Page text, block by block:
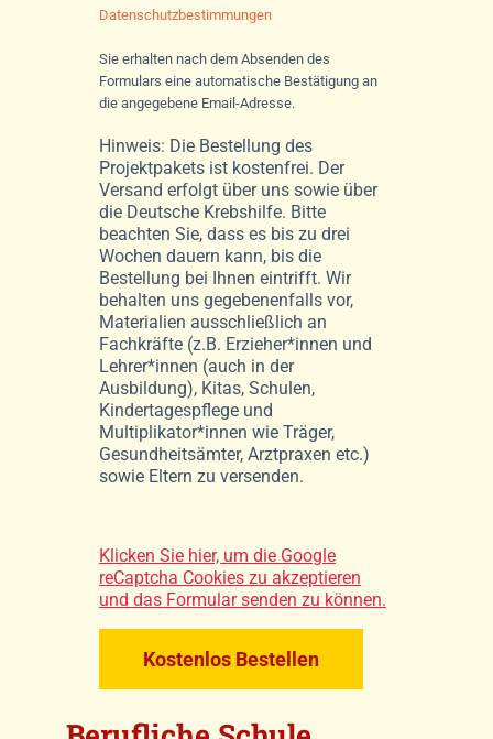
Datenschutzbestimmungen
Sie erhalten nach dem Absenden des
Formulars eine automatische Bestätigung an
die angegebene Email-Adresse.
Hinweis: Die Bestellung des
Projektpakets ist kostenfrei. Der
Versand erfolgt über uns sowie über
die Deutsche Krebshilfe. Bitte
beachten Sie, dass es bis zu drei
Wochen dauern kann, bis die
Bestellung bei Ihnen eintrifft. Wir
behalten uns gegebenenfalls vor,
Materialien ausschließlich an
Fachkräfte (z.B. Erzieher*innen und
Lehrer*innen (auch in der
Ausbildung), Kitas, Schulen,
Kindertagespflege und
Multiplikator*innen wie Träger,
Gesundheitsämter, Arztpraxen etc.)
sowie Eltern zu versenden.
Klicken Sie hier, um die Google
reCaptcha Cookies zu akzeptieren
und das Formular senden zu können.
Kostenlos Bestellen